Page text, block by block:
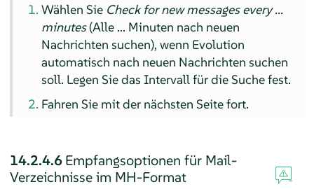
Wählen Sie Check for new messages every ...
minutes(Alle ... Minuten nach neuen
Nachrichten suchen), wenn Evolution
automatisch nach neuen Nachrichten suchen
soll. Legen Sie das Intervall für die Suche fest.
Fahren Sie mit der nächsten Seite fort.
14.2.4.6Empfangsoptionen für Mail-
Verzeichnisse im MH-Format